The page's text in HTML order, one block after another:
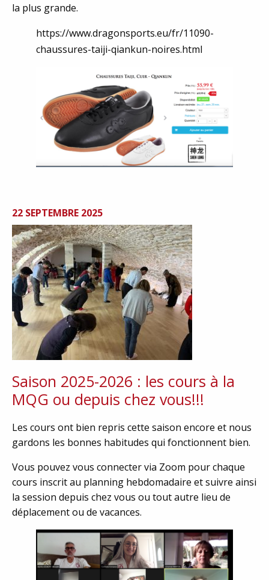
la plus grande.
https://www.dragonsports.eu/fr/11090-
chaussures-taiji-qiankun-noires.html
22 SEPTEMBRE 2025
Saison 2025-2026 : les cours à la
MQG ou depuis chez vous!!!
Les cours ont bien repris cette saison encore et nous
gardons les bonnes habitudes qui fonctionnent bien.
Vous pouvez vous connecter via Zoom pour chaque
cours inscrit au planning hebdomadaire et suivre ainsi
la session depuis chez vous ou tout autre lieu de
déplacement ou de vacances.